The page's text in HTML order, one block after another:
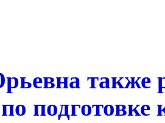
также
подготовке